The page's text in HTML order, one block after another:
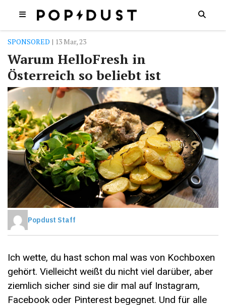
SPONSORED | 13 Mar, 23
Warum HelloFresh in
Österreich so beliebt ist
Popdust Staff
Ich wette, du hast schon mal was von Kochboxen
gehört. Vielleicht weißt du nicht viel darüber, aber
ziemlich sicher sind sie dir mal auf Instagram,
Facebook oder Pinterest begegnet. Und für alle